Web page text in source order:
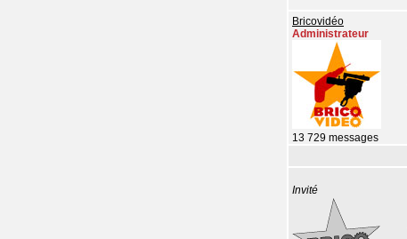
Bricovidéo
Administrateur
13 729 messages
Invité